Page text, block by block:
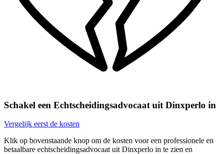
Schakel een Echtscheidingsadvocaat uit Dinxperlo in
Vergelijk eerst de kosten
Klik op bovenstaande knop om de kosten voor een professionele en
betaalbare echtscheidingsadvocaat uit Dinxperlo in te zien en